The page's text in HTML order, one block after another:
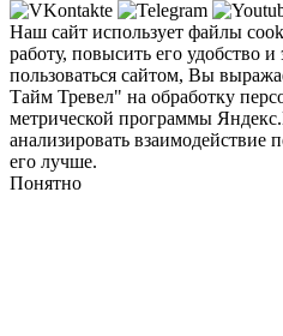
Наш сайт использует файлы
работу, повысить его удобство
пользоваться сайтом, Вы
Тайм Тревел" на обработку
метрической программы
анализировать взаимодействие
его лучше.
Понятно